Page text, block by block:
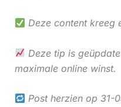
Deze content kreeg
Deze tip is
maximale online winst.
Post herzien op 31-